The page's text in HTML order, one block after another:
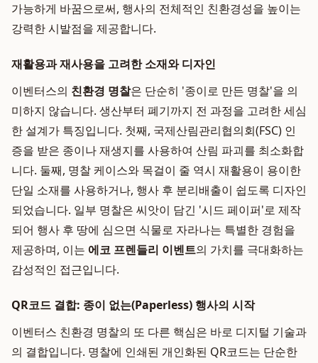
가능하게 바꿈으로써, 행사의 전체적인 친환경성을 높이는
강력한 시발점을 제공합니다.
재활용과 재사용을 고려한 소재와 디자인
이벤터스의 친환경 명찰은 단순히 '종이로 만든 명찰'을 의
미하지 않습니다. 생산부터 폐기까지 전 과정을 고려한 세심
한 설계가 특징입니다. 첫째, 국제산림관리협의회(FSC) 인
증을 받은 종이나 재생지를 사용하여 산림 파괴를 최소화합
니다. 둘째, 명찰 케이스와 목걸이 줄 역시 재활용이 용이한
단일 소재를 사용하거나, 행사 후 분리배출이 쉽도록 디자인
되었습니다. 일부 명찰은 씨앗이 담긴 '시드 페이퍼'로 제작
되어 행사 후 땅에 심으면 식물로 자라나는 특별한 경험을
제공하며, 이는 에코 프렌들리 이벤트의 가치를 극대화하는
감성적인 접근입니다.
QR코드 결합: 종이 없는(Paperless) 행사의 시작
이벤터스 친환경 명찰의 또 다른 핵심은 바로 디지털 기술과
의 결합입니다. 명찰에 인쇄된 개인화된 QR코드는 단순한